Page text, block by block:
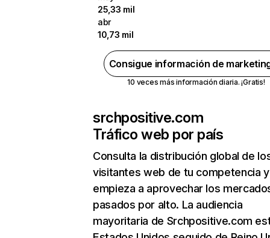
25,33 mil
abr
10,73 mil
Consigue información de
10 veces más información diaria. ¡Gratis!
srchpositive.com
Tráfico web por país
Consulta la distribución global de
visitantes web de tu competencia y
empieza a aprovechar los
pasados por alto. La audiencia
mayoritaria de Srchpositive.com